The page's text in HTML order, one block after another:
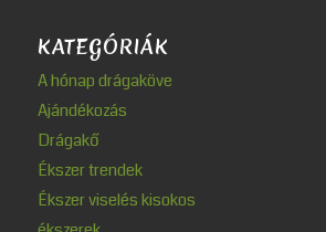
KATEGÓRIÁK
A hónap drágaköve
Ajándékozás
Drágakő
Ékszer trendek
Ékszer viselés kisokos